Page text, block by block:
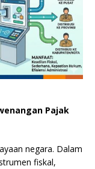
Pajak
negara. Dalam
fiskal,